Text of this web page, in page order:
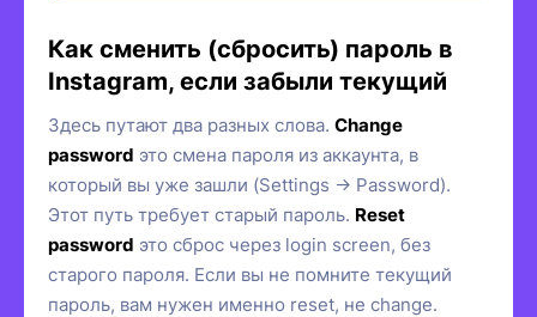
Как сменить (сбросить) пароль в
Instagram, если забыли текущий
Здесь путают два разных слова. Change
password это смена пароля из аккаунта, в
который вы уже зашли (Settings → Password).
Этот путь требует старый пароль. Reset
password это сброс через login screen, без
старого пароля. Если вы не помните текущий
пароль, вам нужен именно reset, не change.